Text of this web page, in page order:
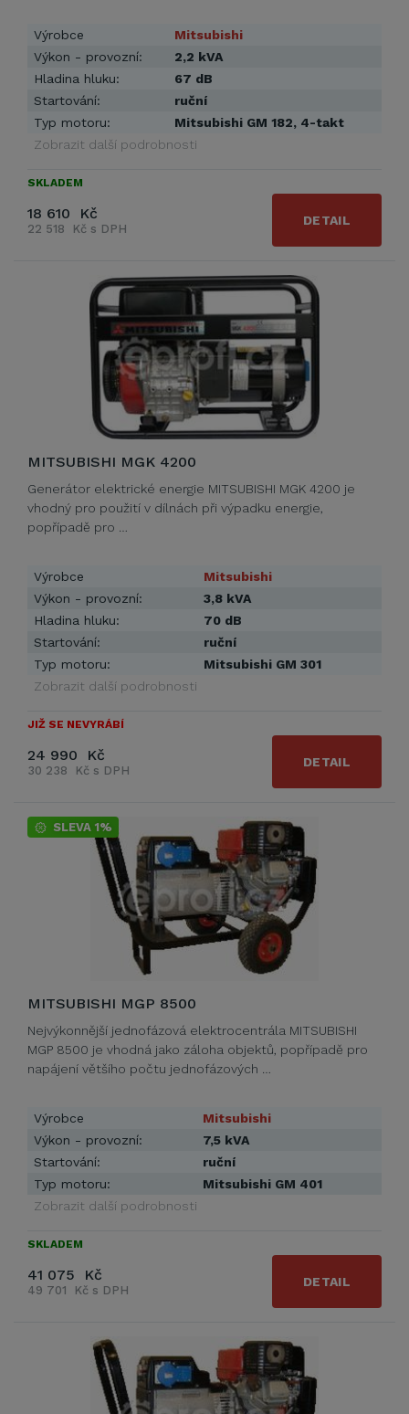
Výrobce
Mitsubishi
Výkon - provozní:
2,2 kVA
Hladina hluku:
67 dB
Startování:
ruční
Typ motoru:
Mitsubishi GM 182, 4-takt
Zobrazit další podrobnosti
SKLADEM
18 610 Kč
22 518 Kč s DPH
DETAIL
MITSUBISHI MGK 4200
Generátor elektrické energie MITSUBISHI MGK 4200 je
vhodný pro použití v dílnách při výpadku energie,
popřípadě pro …
Výrobce
Mitsubishi
Výkon - provozní:
3,8 kVA
Hladina hluku:
70 dB
Startování:
ruční
Typ motoru:
Mitsubishi GM 301
Zobrazit další podrobnosti
JIŽ SE NEVYRÁBÍ
24 990 Kč
30 238 Kč s DPH
DETAIL
SLEVA 1%
MITSUBISHI MGP 8500
Nejvýkonnější jednofázová elektrocentrála MITSUBISHI
MGP 8500 je vhodná jako záloha objektů, popřípadě pro
napájení většího počtu jednofázových …
Výrobce
Mitsubishi
Výkon - provozní:
7,5 kVA
Startování:
ruční
Typ motoru:
Mitsubishi GM 401
Zobrazit další podrobnosti
SKLADEM
41 075 Kč
49 701 Kč s DPH
DETAIL